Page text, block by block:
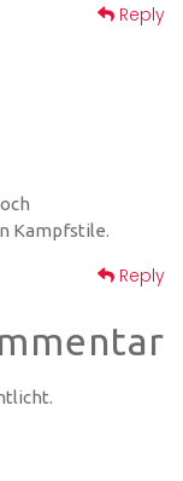
Reply
Kampfstile.
Reply